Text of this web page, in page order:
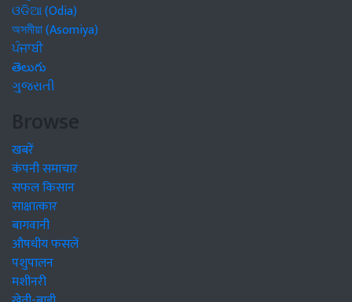
ଓଡିଆ (Odia)
অসমীয়া (Asomiya)
ਪੰਜਾਬੀ
తెలుగు
ગુજરાતી
Browse
खबरें
कंपनी समाचार
सफल किसान
साक्षात्कार
बागवानी
औषधीय फसलें
पशुपालन
मशीनरी